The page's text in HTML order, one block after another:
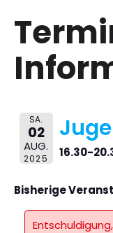
SA.
02
AUG.
2025 16.30-
Bisherige